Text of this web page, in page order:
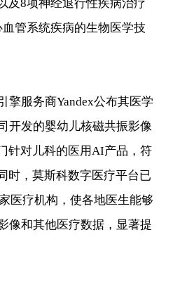
及8项神经退行性疾病治疗
管系统疾病的生物医学技
擎服务商Yandex公布其医学
开发的婴幼儿核磁共振影像
针对儿科的医用AI产品，符
时，莫斯科数字医疗平台已
医疗机构，使各地医生能够
像和其他医疗数据，显著提